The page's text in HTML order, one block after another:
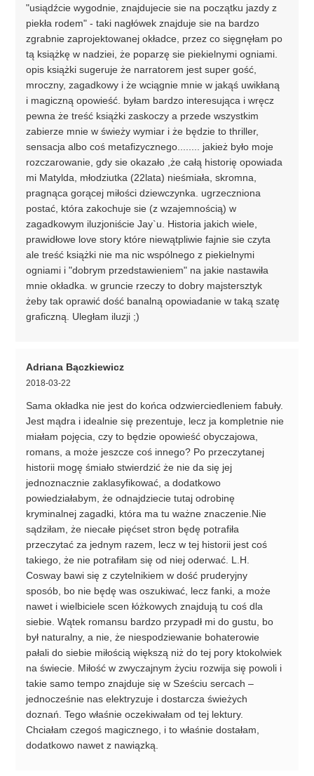
"usiądźcie wygodnie, znajdujecie sie na początku jazdy z
piekła rodem" - taki nagłówek znajduje sie na bardzo
zgrabnie zaprojektowanej okładce, przez co sięgnęłam po
tą książkę w nadziei, że poparzę sie piekielnymi ogniami.
opis książki sugeruje że narratorem jest super gość,
mroczny, zagadkowy i że wciągnie mnie w jakąś uwikłaną
i magiczną opowieść. byłam bardzo interesująca i wręcz
pewna że treść książki zaskoczy a przede wszystkim
zabierze mnie w świeży wymiar i że będzie to thriller,
sensacja albo coś metafizycznego........ jakież było moje
rozczarowanie, gdy sie okazało ,że całą historię opowiada
mi Matylda, młodziutka (22lata) nieśmiała, skromna,
pragnąca gorącej miłości dziewczynka. ugrzeczniona
postać, która zakochuje sie (z wzajemnością) w
zagadkowym iluzjoniście Jay`u. Historia jakich wiele,
prawidłowe love story które niewątpliwie fajnie sie czyta
ale treść książki nie ma nic wspólnego z piekielnymi
ogniami i "dobrym przedstawieniem" na jakie nastawiła
mnie okładka. w gruncie rzeczy to dobry majstersztyk
żeby tak oprawić dość banalną opowiadanie w taką szatę
graficzną. Uległam iluzji ;)
Adriana Bączkiewicz
2018-03-22
Sama okładka nie jest do końca odzwierciedleniem fabuły.
Jest mądra i idealnie się prezentuje, lecz ja kompletnie nie
miałam pojęcia, czy to będzie opowieść obyczajowa,
romans, a może jeszcze coś innego? Po przeczytanej
historii mogę śmiało stwierdzić że nie da się jej
jednoznacznie zaklasyfikować, a dodatkowo
powiedziałabym, że odnajdziecie tutaj odrobinę
kryminalnej zagadki, która ma tu ważne znaczenie.Nie
sądziłam, że niecałe pięćset stron będę potrafiła
przeczytać za jednym razem, lecz w tej historii jest coś
takiego, że nie potrafiłam się od niej oderwać. L.H.
Cosway bawi się z czytelnikiem w dość pruderyjny
sposób, bo nie będę was oszukiwać, lecz fanki, a może
nawet i wielbiciele scen łóżkowych znajdują tu coś dla
siebie. Wątek romansu bardzo przypadł mi do gustu, bo
był naturalny, a nie, że niespodziewanie bohaterowie
pałali do siebie miłością większą niż do tej pory ktokolwiek
na świecie. Miłość w zwyczajnym życiu rozwija się powoli i
takie samo tempo znajduje się w Sześciu sercach –
jednocześnie nas elektryzuje i dostarcza świeżych
doznań. Tego właśnie oczekiwałam od tej lektury.
Chciałam czegoś magicznego, i to właśnie dostałam,
dodatkowo nawet z nawiązką.